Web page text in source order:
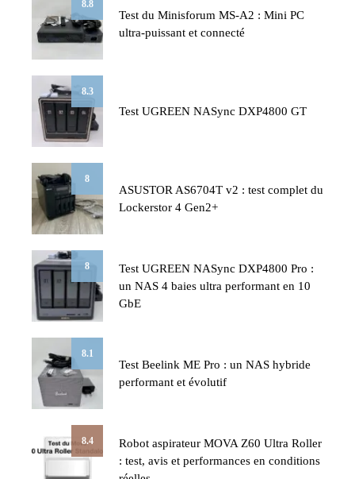
8.8
Test du Minisforum MS-A2 : Mini PC
ultra-puissant et connecté
8.3
Test UGREEN NASync DXP4800 GT
8
ASUSTOR AS6704T v2 : test complet du
Lockerstor 4 Gen2+
8
Test UGREEN NASync DXP4800 Pro :
un NAS 4 baies ultra performant en 10
GbE
8.1
Test Beelink ME Pro : un NAS hybride
performant et évolutif
8.4
Robot aspirateur MOVA Z60 Ultra Roller
: test, avis et performances en conditions